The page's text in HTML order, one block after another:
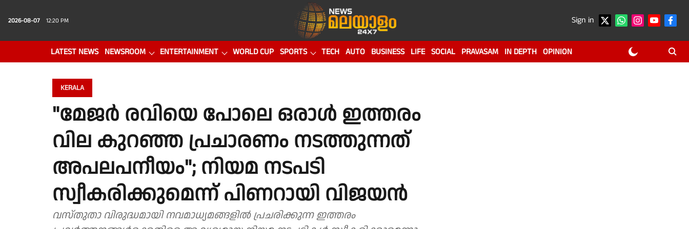
2026-08-07 12:20 PM Sign in
LATEST NEWS NEWSROOM ENTERTAINMENT WORLD CUP SPORTS TECH AUTO BUSINESS LIFE SOCIAL PRAVASAM IN DEPTH OPINION
KERALA
"മേജർ രവിയെ പോലെ ഒരാൾ ഇത്തരം
വില കുറഞ്ഞ പ്രചാരണം നടത്തുന്നത്
അപലപനീയം"; നിയമ നടപടി
സ്വീകരിക്കുമെന്ന് പിണറായി വിജയൻ
വസ്തുതാ വിരുദ്ധമായി നവമാധ്യമങ്ങളിൽ പ്രചരിക്കുന്ന ഇത്തരം